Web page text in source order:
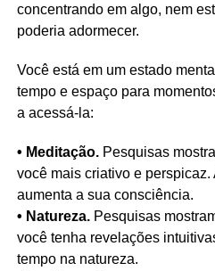
concentrando em algo, nem
poderia adormecer.
Você está em um estado
tempo e espaço para
a acessá-la:
• Meditação.Pesquisas
você mais criativo e perspicaz.
aumenta a sua consciência.
• Natureza.Pesquisas
você tenha revelações
tempo na natureza.